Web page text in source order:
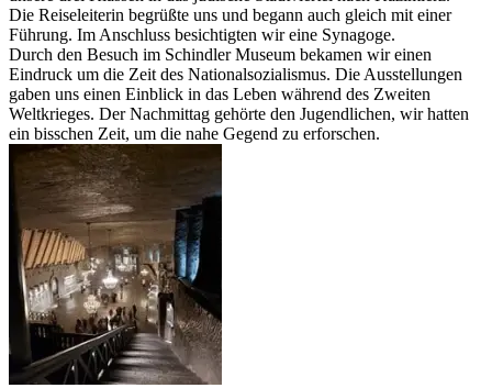
Die Reiseleiterin begrüßte uns und begann auch gleich mit einer
Führung. Im Anschluss besichtigten wir eine Synagoge.
Durch den Besuch im Schindler Museum bekamen wir einen
Eindruck um die Zeit des Nationalsozialismus. Die Ausstellungen
gaben uns einen Einblick in das Leben während des Zweiten
Weltkrieges. Der Nachmittag gehörte den Jugendlichen, wir hatten
ein bisschen Zeit, um die nahe Gegend zu erforschen.